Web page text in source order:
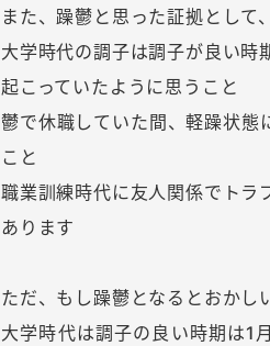
また、躁鬱と思った証拠として、
大学時代の調子は調子が良い時
起こっていたように思うこと
鬱で休職していた間、軽躁状態
こと
職業訓練時代に友人関係でトラ
あります
ただ、もし躁鬱となるとおかし
大学時代は調子の良い時期は1